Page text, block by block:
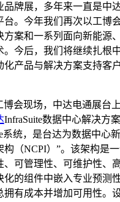
品牌展，多年来一直是中
台。今年我们再次以工博
方案和一系列面向新能源
。今后，我们将继续扎根
化产品与解决方案支持客
会现场，中达电通展台
InfraSuite数据中心解决方
系统，是台达为数据中心
构（NCPI）”。该架构是
、可管理性、可维护性、
化的组件中嵌入专业预测
拥有成本并增加可用性。